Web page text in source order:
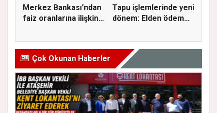
Merkez Bankası'ndan
faiz oranlarına ilişkin
Tapu işlemlerinde yeni
dönem: Elden ödeme
Çok Okunan Haberler